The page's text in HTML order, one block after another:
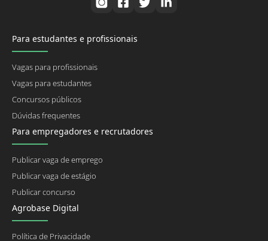
Para estudantes e profissionais
Vagas para profissionais
Vagas para estudantes
Concursos públicos
Dúvidas frequentes
Para empregadores e recrutadores
Publicar vaga de emprego
Publicar vaga de estágio
Publicar concurso
Agrobase Digital
Política de Privacidade